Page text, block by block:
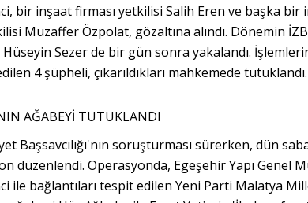
bir inşaat firması yetkilisi Salih Eren ve başka bir
Muzaffer Özpolat, gözaltına alındı. Dönemin
Sezer de bir gün sonra yakalandı.
4 şüpheli, çıkarıldıkları mahkemede tutuklandı.
AĞABEYİ TUTUKLANDI
Başsavcılığı'nın soruşturması sürerken, dün
düzenlendi. Operasyonda, Egeşehir Yapı Genel
ile bağlantıları tespit edilen Yeni Parti Malatya